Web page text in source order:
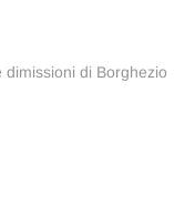
dimissioni di Borghezio